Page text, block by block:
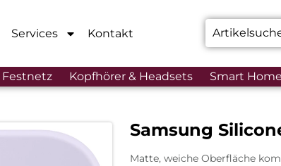
Services Kontakt
Festnetz Kopfhörer & Headsets Smart
Samsung
Matte, weiche Oberfläche